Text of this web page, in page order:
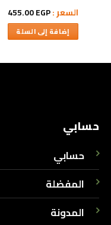
السعر :
455.00EGP
إضافة إلى السلة
حسابي
حسابي
المفضلة
المدونة